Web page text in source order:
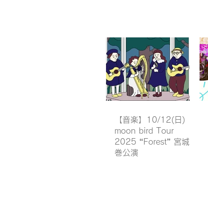
【音楽】10/12(日)
moon bird Tour
2025 “Forest” 宮城石
巻公演